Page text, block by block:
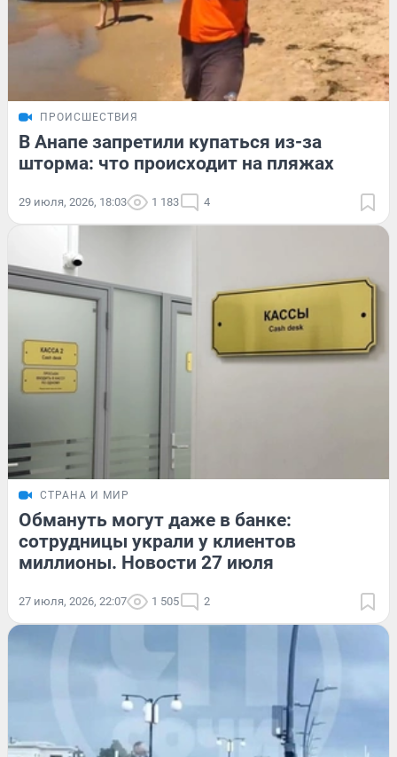
ПРОИСШЕСТВИЯ
В Анапе запретили купаться из-за
шторма: что происходит на пляжах
29 июля, 2026, 18:03 1 183 4
СТРАНА И МИР
Обмануть могут даже в банке:
сотрудницы украли у клиентов
миллионы. Новости 27 июля
27 июля, 2026, 22:07 1 505 2